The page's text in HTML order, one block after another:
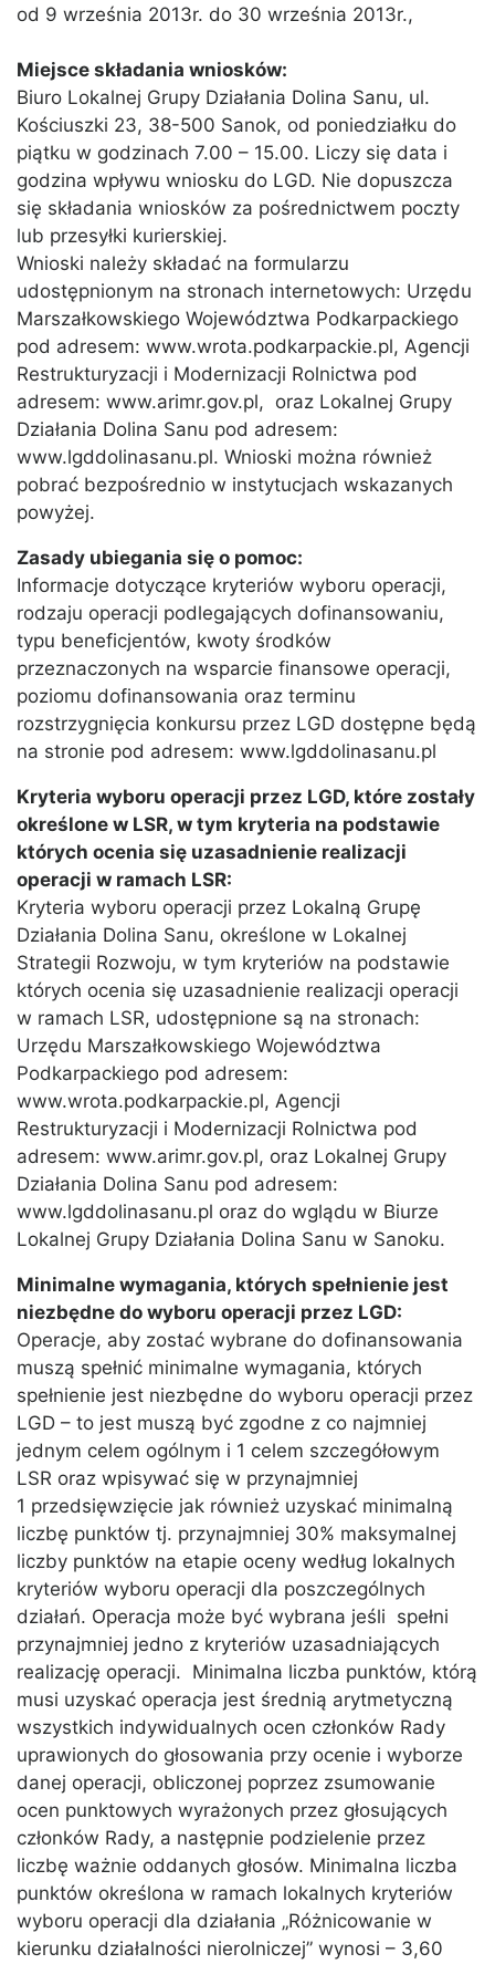
od 9 września 2013r. do 30 września 2013r.,
Miejsce składania wniosków:
Biuro Lokalnej Grupy Działania Dolina Sanu, ul.
Kościuszki 23, 38-500 Sanok, od poniedziałku do
piątku w godzinach 7.00 – 15.00. Liczy się data i
godzina wpływu wniosku do LGD. Nie dopuszcza
się składania wniosków za pośrednictwem poczty
lub przesyłki kurierskiej.
Wnioski należy składać na formularzu
udostępnionym na stronach internetowych: Urzędu
Marszałkowskiego Województwa Podkarpackiego
pod adresem: www.wrota.podkarpackie.pl, Agencji
Restrukturyzacji i Modernizacji Rolnictwa pod
adresem: www.arimr.gov.pl, oraz Lokalnej Grupy
Działania Dolina Sanu pod adresem:
www.lgddolinasanu.pl. Wnioski można również
pobrać bezpośrednio w instytucjach wskazanych
powyżej.
Zasady ubiegania się o pomoc:
Informacje dotyczące kryteriów wyboru operacji,
rodzaju operacji podlegających dofinansowaniu,
typu beneficjentów, kwoty środków
przeznaczonych na wsparcie finansowe operacji,
poziomu dofinansowania oraz terminu
rozstrzygnięcia konkursu przez LGD dostępne będą
na stronie pod adresem: www.lgddolinasanu.pl
Kryteria wyboru operacji przez LGD, które zostały
określone w LSR, w tym kryteria na podstawie
których ocenia się uzasadnienie realizacji
operacji w ramach LSR:
Kryteria wyboru operacji przez Lokalną Grupę
Działania Dolina Sanu, określone w Lokalnej
Strategii Rozwoju, w tym kryteriów na podstawie
których ocenia się uzasadnienie realizacji operacji
w ramach LSR, udostępnione są na stronach:
Urzędu Marszałkowskiego Województwa
Podkarpackiego pod adresem:
www.wrota.podkarpackie.pl, Agencji
Restrukturyzacji i Modernizacji Rolnictwa pod
adresem: www.arimr.gov.pl, oraz Lokalnej Grupy
Działania Dolina Sanu pod adresem:
www.lgddolinasanu.pl oraz do wglądu w Biurze
Lokalnej Grupy Działania Dolina Sanu w Sanoku.
Minimalne wymagania, których spełnienie jest
niezbędne do wyboru operacji przez LGD:
Operacje, aby zostać wybrane do dofinansowania
muszą spełnić minimalne wymagania, których
spełnienie jest niezbędne do wyboru operacji przez
LGD – to jest muszą być zgodne z co najmniej
jednym celem ogólnym i 1 celem szczegółowym
LSR oraz wpisywać się w przynajmniej
1 przedsięwzięcie jak również uzyskać minimalną
liczbę punktów tj. przynajmniej 30% maksymalnej
liczby punktów na etapie oceny według lokalnych
kryteriów wyboru operacji dla poszczególnych
działań. Operacja może być wybrana jeśli spełni
przynajmniej jedno z kryteriów uzasadniających
realizację operacji. Minimalna liczba punktów, którą
musi uzyskać operacja jest średnią arytmetyczną
wszystkich indywidualnych ocen członków Rady
uprawionych do głosowania przy ocenie i wyborze
danej operacji, obliczonej poprzez zsumowanie
ocen punktowych wyrażonych przez głosujących
członków Rady, a następnie podzielenie przez
liczbę ważnie oddanych głosów. Minimalna liczba
punktów określona w ramach lokalnych kryteriów
wyboru operacji dla działania „Różnicowanie w
kierunku działalności nierolniczej” wynosi – 3,60